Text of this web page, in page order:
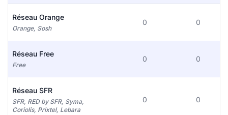
Réseau Orange
Orange, Sosh
0 0
Réseau Free
Free
0 0
Réseau SFR
SFR, RED by SFR, Syma,
Coriolis, Prixtel, Lebara
0 0